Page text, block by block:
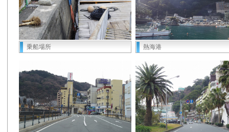
乗船場所 熱海港